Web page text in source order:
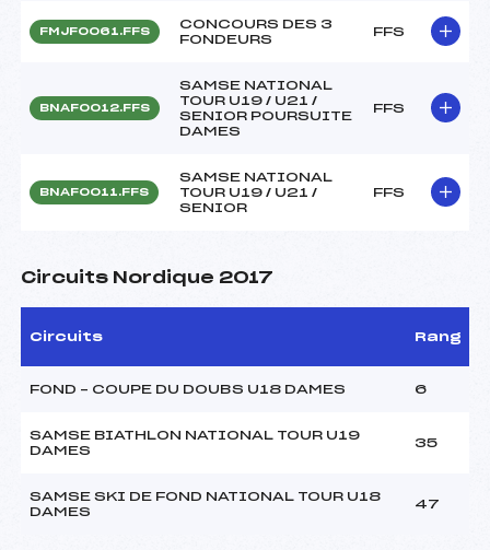
FMJF0061.FFS
CONCOURS DES 3
FONDEURS
FFS
BNAF0012.FFS
SAMSE NATIONAL
TOUR U19 / U21 /
SENIOR POURSUITE
DAMES
FFS
BNAF0011.FFS
SAMSE NATIONAL
TOUR U19 / U21 /
SENIOR
FFS
Circuits Nordique 2017
Circuits Rang
FOND – COUPE DU DOUBS U18 DAMES 6
SAMSE BIATHLON NATIONAL TOUR U19
DAMES
35
SAMSE SKI DE FOND NATIONAL TOUR U18
DAMES
47